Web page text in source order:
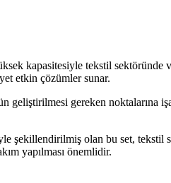
kapasitesiyle tekstil
etkin çözümler sunar.
geliştirilmesi gereken noktalarına
şekillendirilmiş olan bu set,
yapılması önemlidir.